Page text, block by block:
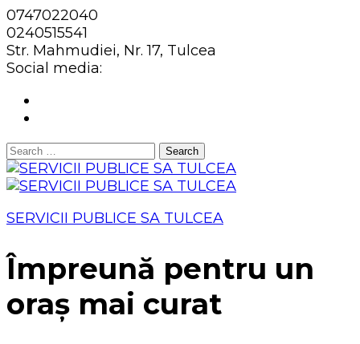
0747022040
0240515541
Str. Mahmudiei, Nr. 17, Tulcea
Social media:
Search
for:
SERVICII PUBLICE SA TULCEA
Împreună pentru un
oraș mai curat